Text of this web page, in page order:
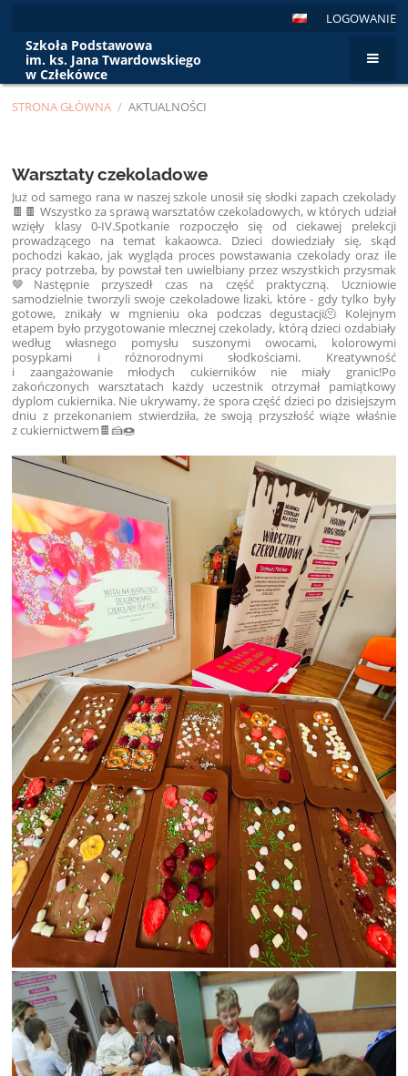
LOGOWANIE
Szkoła Podstawowa
im. ks. Jana Twardowskiego
w Człekówce
STRONA GŁÓWNA / AKTUALNOŚCI
Warsztaty czekoladowe
Już od samego rana w naszej szkole unosił się słodki zapach czekolady
🍫🍫 Wszystko za sprawą warsztatów czekoladowych, w których udział
wzięły klasy 0-IV.Spotkanie rozpoczęło się od ciekawej prelekcji
prowadzącego na temat kakaowca. Dzieci dowiedziały się, skąd
pochodzi kakao, jak wygląda proces powstawania czekolady oraz ile
pracy potrzeba, by powstał ten uwielbiany przez wszystkich przysmak
🤎Następnie przyszedł czas na część praktyczną. Uczniowie
samodzielnie tworzyli swoje czekoladowe lizaki, które - gdy tylko były
gotowe, znikały w mgnieniu oka podczas degustacji🫠 Kolejnym
etapem było przygotowanie mlecznej czekolady, którą dzieci ozdabiały
według własnego pomysłu suszonymi owocami, kolorowymi
posypkami i różnorodnymi słodkościami. Kreatywność
i zaangażowanie młodych cukierników nie miały granic!Po
zakończonych warsztatach każdy uczestnik otrzymał pamiątkowy
dyplom cukiernika. Nie ukrywamy, że spora część dzieci po dzisiejszym
dniu z przekonaniem stwierdziła, że swoją przyszłość wiąże właśnie
z cukiernictwem🍫🍰🍩